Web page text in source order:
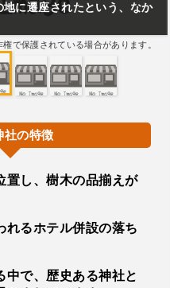
に遷座されたという、なか
権で保護されている場合があります。
社の特徴
置し、樹木の品揃えが
れるホテル併設の落ち
中で、歴史ある神社と